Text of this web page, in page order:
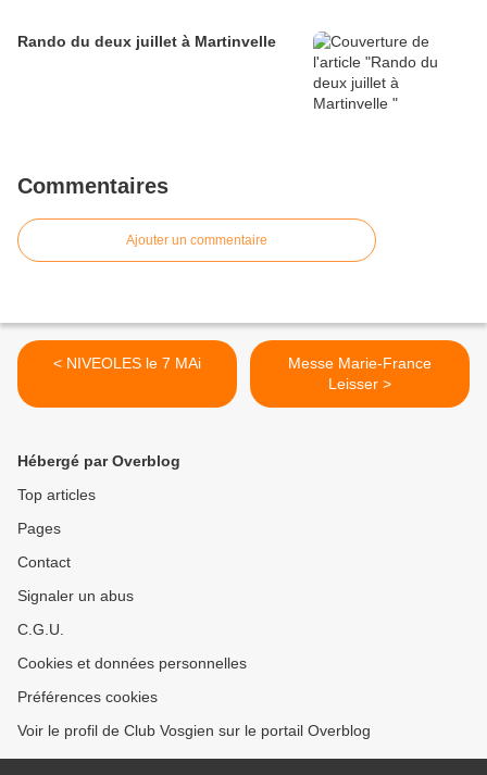
Rando du deux juillet à Martinvelle
Commentaires
Ajouter un commentaire
< NIVEOLES le 7 MAi
Messe Marie-France
Leisser >
Hébergé par Overblog
Top articles
Pages
Contact
Signaler un abus
C.G.U.
Cookies et données personnelles
Préférences cookies
Voir le profil de Club Vosgien sur le portail Overblog